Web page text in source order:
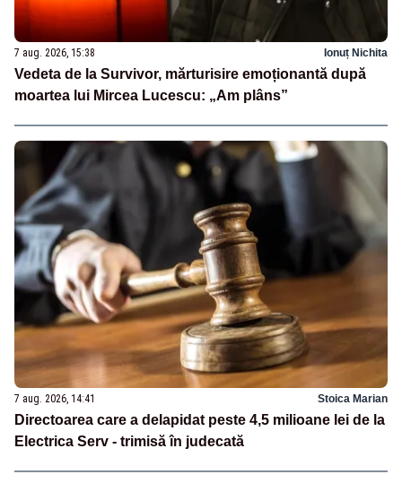
7 aug. 2026, 15:38 Ionuț Nichita
Vedeta de la Survivor, mărturisire emoționantă după
moartea lui Mircea Lucescu: „Am plâns”
7 aug. 2026, 14:41 Stoica Marian
Directoarea care a delapidat peste 4,5 milioane lei de la
Electrica Serv - trimisă în judecată